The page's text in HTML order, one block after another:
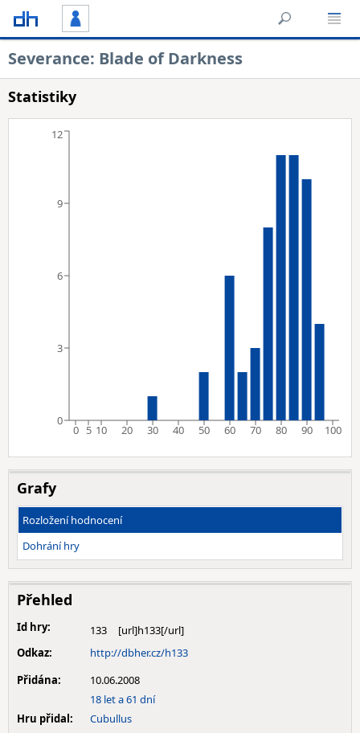
Severance: Blade of Darkness
Statistiky
0 5 10 20 30 40 50 60 70 80 90 100
0
3
6
9
12
Grafy
Rozložení hodnocení
Dohrání hry
Přehled
Id hry:
133
Odkaz:
http://dbher.cz/h133
Přidána:
10.06.2008
18 let a 61 dní
Hru přidal:
Cubullus